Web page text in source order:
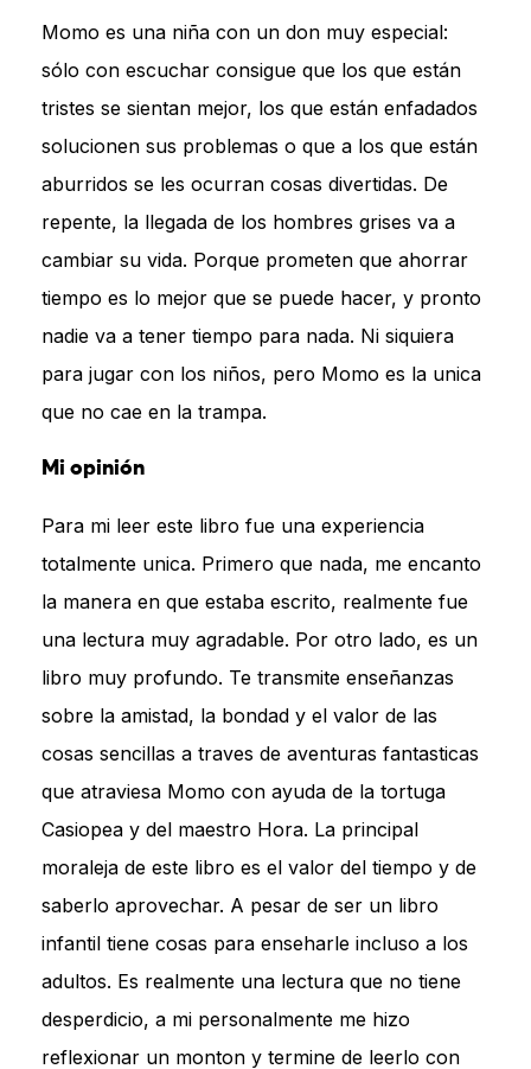
Momo es una niña con un don muy especial:
sólo con escuchar consigue que los que están
tristes se sientan mejor, los que están enfadados
solucionen sus problemas o que a los que están
aburridos se les ocurran cosas divertidas. De
repente, la llegada de los hombres grises va a
cambiar su vida. Porque prometen que ahorrar
tiempo es lo mejor que se puede hacer, y pronto
nadie va a tener tiempo para nada. Ni siquiera
para jugar con los niños, pero Momo es la unica
que no cae en la trampa.
Mi opinión
Para mi leer este libro fue una experiencia
totalmente unica. Primero que nada, me encanto
la manera en que estaba escrito, realmente fue
una lectura muy agradable. Por otro lado, es un
libro muy profundo. Te transmite enseñanzas
sobre la amistad, la bondad y el valor de las
cosas sencillas a traves de aventuras fantasticas
que atraviesa Momo con ayuda de la tortuga
Casiopea y del maestro Hora. La principal
moraleja de este libro es el valor del tiempo y de
saberlo aprovechar. A pesar de ser un libro
infantil tiene cosas para enseharle incluso a los
adultos. Es realmente una lectura que no tiene
desperdicio, a mi personalmente me hizo
reflexionar un monton y termine de leerlo con